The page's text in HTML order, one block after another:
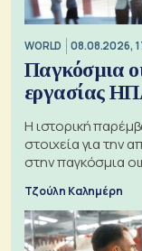
WORLD 08.08.2026,
Παγκόσμια
εργασίας
Η ιστορική
στοιχεία για την
στην παγκόσμια
Τζούλη Καλημέρη